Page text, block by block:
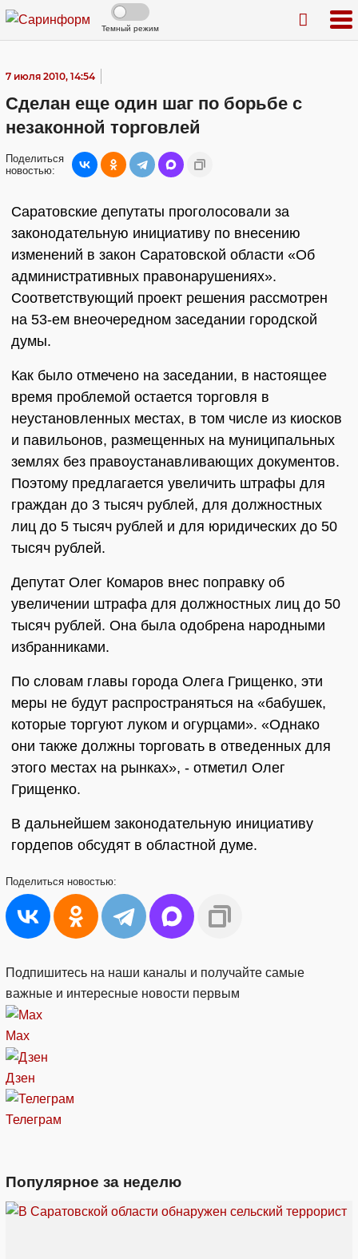
Темный режим
7 июля 2010, 14:54
Сделан еще один шаг по борьбе с
незаконной торговлей
Поделиться
новостью:
Саратовские депутаты проголосовали за
законодательную инициативу по внесению
изменений в закон Саратовской области «Об
административных правонарушениях».
Соответствующий проект решения рассмотрен
на 53-ем внеочередном заседании городской
думы.
Как было отмечено на заседании, в настоящее
время проблемой остается торговля в
неустановленных местах, в том числе из киосков
и павильонов, размещенных на муниципальных
землях без правоустанавливающих документов.
Поэтому предлагается увеличить штрафы для
граждан до 3 тысяч рублей, для должностных
лиц до 5 тысяч рублей и для юридических до 50
тысяч рублей.
Депутат Олег Комаров внес поправку об
увеличении штрафа для должностных лиц до 50
тысяч рублей. Она была одобрена народными
избранниками.
По словам главы города Олега Грищенко, эти
меры не будут распространяться на «бабушек,
которые торгуют луком и огурцами». «Однако
они также должны торговать в отведенных для
этого местах на рынках», - отметил Олег
Грищенко.
В дальнейшем законодательную инициативу
гордепов обсудят в областной думе.
Поделиться новостью:
Подпишитесь на наши каналы и получайте самые
важные и интересные новости первым
Max
Дзен
Телеграм
Популярное за неделю